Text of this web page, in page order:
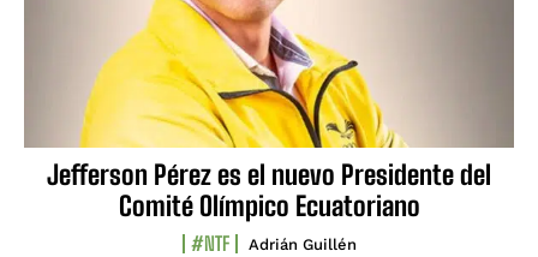
Jefferson Pérez es el nuevo Presidente del
Comité Olímpico Ecuatoriano
#NTF Adrián Guillén